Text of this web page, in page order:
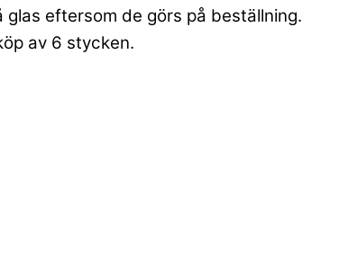
eftersom de görs på beställning.
av 6 stycken.